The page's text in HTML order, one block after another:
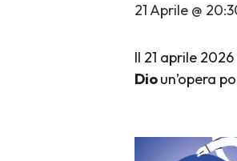
21 Aprile @
Il 21 aprile
Dioun’opera